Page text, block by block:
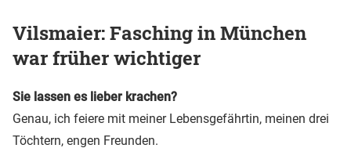
Vilsmaier: Fasching in München
war früher wichtiger
Sie lassen es lieber krachen?
Genau, ich feiere mit meiner Lebensgefährtin, meinen drei
Töchtern, engen Freunden.